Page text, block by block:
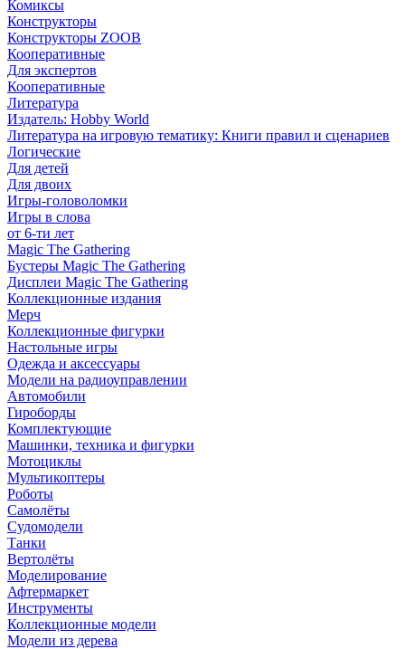
Комиксы
Конструкторы
Конструкторы ZOOB
Кооперативные
Для экспертов
Кооперативные
Литература
Издатель: Hobby World
Литература на игровую тематику: Книги правил и сценариев
Логические
Для детей
Для двоих
Игры-головоломки
Игры в слова
от 6-ти лет
Magic The Gathering
Бустеры Magic The Gathering
Дисплеи Magic The Gathering
Коллекционные издания
Мерч
Коллекционные фигурки
Настольные игры
Одежда и аксессуары
Модели на радиоуправлении
Автомобили
Гироборды
Комплектующие
Машинки, техника и фигурки
Мотоциклы
Мультикоптеры
Роботы
Самолёты
Судомодели
Танки
Вертолёты
Моделирование
Афтермаркет
Инструменты
Коллекционные модели
Модели из дерева